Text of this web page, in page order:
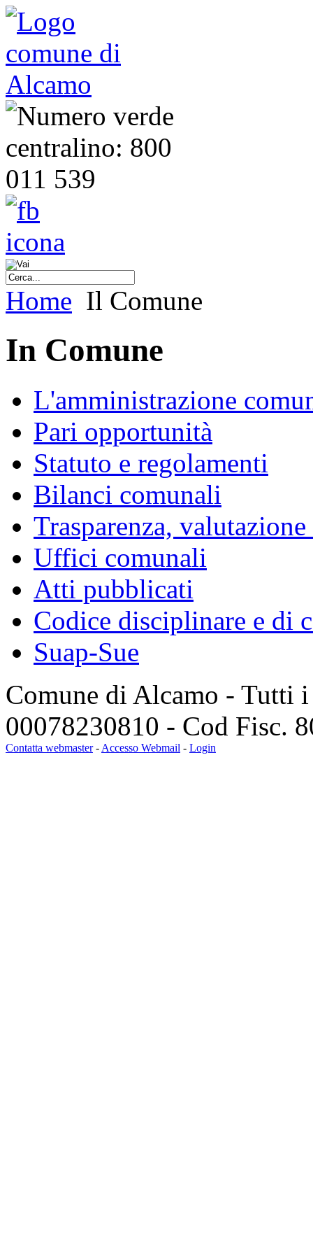
Home Il Comune
In Comune
L'amministrazione
Pari opportunità
Statuto e regolamenti
Bilanci comunali
Trasparenza,
Uffici comunali
Atti pubblicati
Codice disciplinare e di
Suap-Sue
Comune di Alcamo - Tutti
00078230810 - Cod Fisc.
Contatta webmaster- Accesso Webmail - Login